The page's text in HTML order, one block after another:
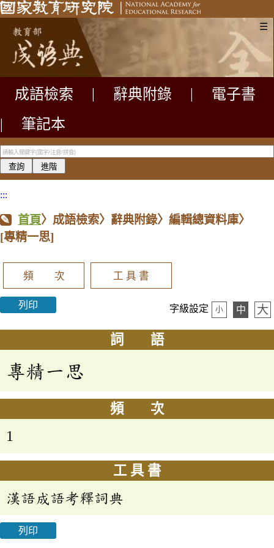
☰
成語檢索 辭典附錄
電子書
|
筆記本
:::
首頁〉成語檢索〉辭典附錄〉編輯總資料庫〉
[專精一思]
頻 次 工 具 書
列印 字級設定 小 中 大
詞 語
專精一思
頻 次
1
工 具 書
漢語成語考釋詞典
列印